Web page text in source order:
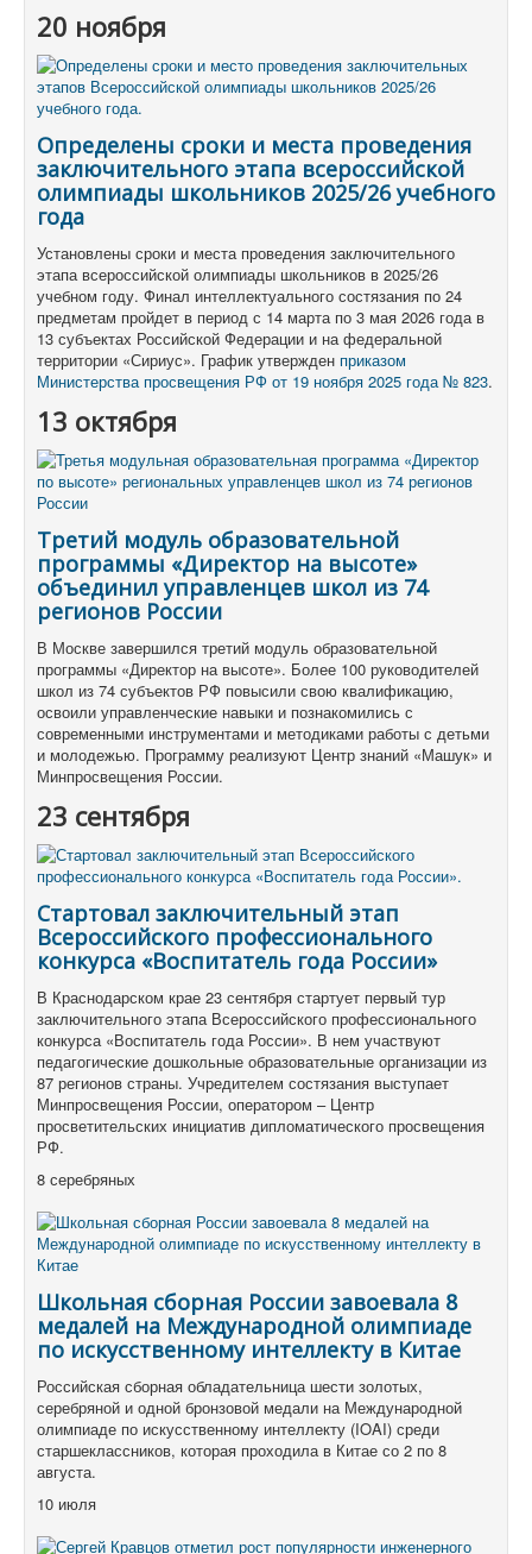
20 ноября
Определены сроки и места проведения
заключительного этапа всероссийской
олимпиады школьников 2025/26 учебного
года
Установлены сроки и места проведения заключительного
этапа всероссийской олимпиады школьников в 2025/26
учебном году. Финал интеллектуального состязания по 24
предметам пройдет в период с 14 марта по 3 мая 2026 года в
13 субъектах Российской Федерации и на федеральной
территории «Сириус». График утвержден приказом
Министерства просвещения РФ от 19 ноября 2025 года № 823.
13 октября
Третий модуль образовательной
программы «Директор на высоте»
объединил управленцев школ из 74
регионов России
В Москве завершился третий модуль образовательной
программы «Директор на высоте». Более 100 руководителей
школ из 74 субъектов РФ повысили свою квалификацию,
освоили управленческие навыки и познакомились с
современными инструментами и методиками работы с детьми
и молодежью. Программу реализуют Центр знаний «Машук» и
Минпросвещения России.
23 сентября
Стартовал заключительный этап
Всероссийского профессионального
конкурса «Воспитатель года России»
В Краснодарском крае 23 сентября стартует первый тур
заключительного этапа Всероссийского профессионального
конкурса «Воспитатель года России». В нем участвуют
педагогические дошкольные образовательные организации из
87 регионов страны. Учредителем состязания выступает
Минпросвещения России, оператором – Центр
просветительских инициатив дипломатического просвещения
РФ.
8 серебряных
Школьная сборная России завоевала 8
медалей на Международной олимпиаде
по искусственному интеллекту в Китае
Российская сборная обладательница шести золотых,
серебряной и одной бронзовой медали на Международной
олимпиаде по искусственному интеллекту (IOAI) среди
старшеклассников, которая проходила в Китае со 2 по 8
августа.
10 июля